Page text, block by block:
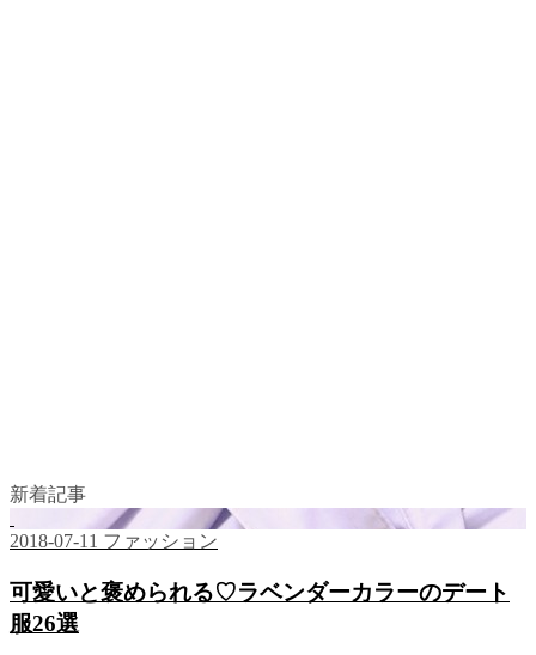
新着記事
2018-07-11 ファッション
可愛いと褒められる♡ラベンダーカラーのデート
服26選